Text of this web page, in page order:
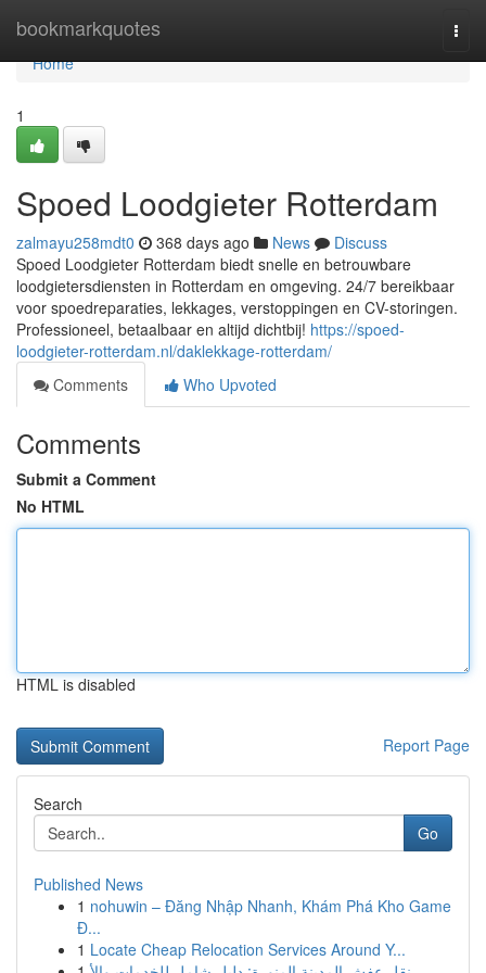
bookmarkquotes
Home
Home
1
Spoed Loodgieter Rotterdam
zalmayu258mdt0 368 days ago News
Discuss
Spoed Loodgieter Rotterdam biedt snelle en betrouwbare
loodgietersdiensten in Rotterdam en omgeving. 24/7 bereikbaar
voor spoedreparaties, lekkages, verstoppingen en CV-storingen.
Professioneel, betaalbaar en altijd dichtbij! https://spoed-
loodgieter-rotterdam.nl/daklekkage-rotterdam/
Comments
Who Upvoted
Comments
Submit a Comment
No HTML
HTML is disabled
Report Page
Search
Go
Published News
1 nohuwin – Đăng Nhập Nhanh, Khám Phá Kho Game
Đ...
1 Locate Cheap Relocation Services Around Y...